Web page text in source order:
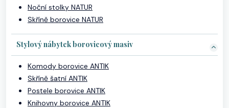
Noční stolky NATUR
Skříně borovice NATUR
Stylový nábytek borovicový masiv
Komody borovice ANTIK
Skříně šatní ANTIK
Postele borovice ANTIK
Knihovny borovice ANTIK